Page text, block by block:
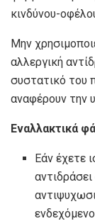
κινδύνου-
Μην
αλλεργική
συστατικό του
αναφέρουν την
Εναλλακτικά
Εάν έχετε